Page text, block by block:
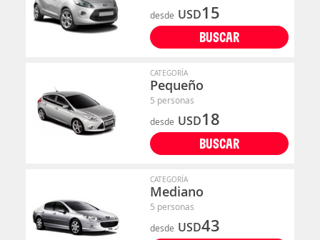
desde USD15
BUSCAR
CATEGORÍA
Pequeño
5 personas
desde USD18
BUSCAR
CATEGORÍA
Mediano
5 personas
desde USD43